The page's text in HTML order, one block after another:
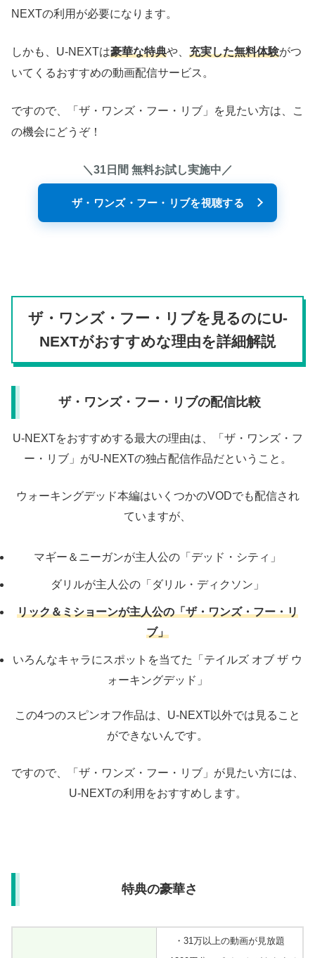
NEXTの利用が必要になります。
しかも、U-NEXTは豪華な特典や、 充実した無料体験がつ
いてくるおすすめの動画配信サービス。
ですので、「ザ・ワンズ・フー・リブ」を見たい方は、こ
の機会にどうぞ！
＼31日間 無料お試し実施中／
ザ・ワンズ・フー・リブを視聴する
ザ・ワンズ・フー・リブを見るのにU-
NEXTがおすすめな理由を詳細解説
ザ・ワンズ・フー・リブの配信比較
U-NEXTをおすすめする最大の理由は、「ザ・ワンズ・フ
ー・リブ」がU-NEXTの独占配信作品だということ。
ウォーキングデッド本編はいくつかのVODでも配信され
ていますが、
マギー＆ニーガンが主人公の「デッド・シティ」
ダリルが主人公の「ダリル・ディクソン」
リック＆ミショーンが主人公の「ザ・ワンズ・フー・リ
ブ」
いろんなキャラにスポットを当てた「テイルズ オブ ザ ウ
ォーキングデッド」
この4つのスピンオフ作品は、U-NEXT以外では見ること
ができないんです。
ですので、「ザ・ワンズ・フー・リブ」が見たい方には、
U-NEXTの利用をおすすめします。
特典の豪華さ
・31万以上の動画が見放題